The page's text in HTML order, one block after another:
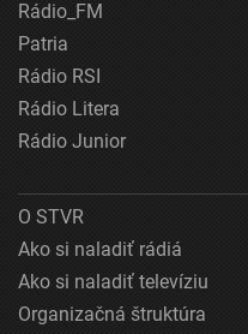
Rádio_FM
Patria
Rádio RSI
Rádio Litera
Rádio Junior
O STVR
Ako si naladiť rádiá
Ako si naladiť televíziu
Organizačná štruktúra